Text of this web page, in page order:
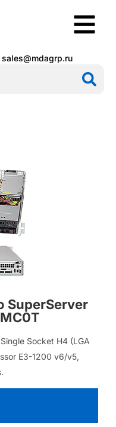
sales@mdagrp.ru
SuperServer
Socket H4 (LGA
E3-1200 v6/v5,